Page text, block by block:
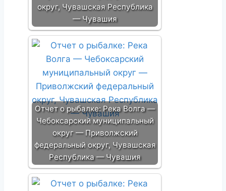
округ, Чувашская Республика
— Чувашия
Отчет о рыбалке: Река Волга —
Чебоксарский муниципальный
округ — Приволжский
федеральный округ, Чувашская
Республика — Чувашия